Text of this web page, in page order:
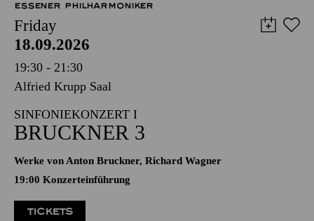
ESSENER PHILHARMONIKER
Friday
18.09.2026
19:30 - 21:30
Alfried Krupp Saal
SINFONIEKONZERT I
BRUCKNER 3
Werke von Anton Bruckner, Richard Wagner
19:00 Konzerteinführung
TICKETS